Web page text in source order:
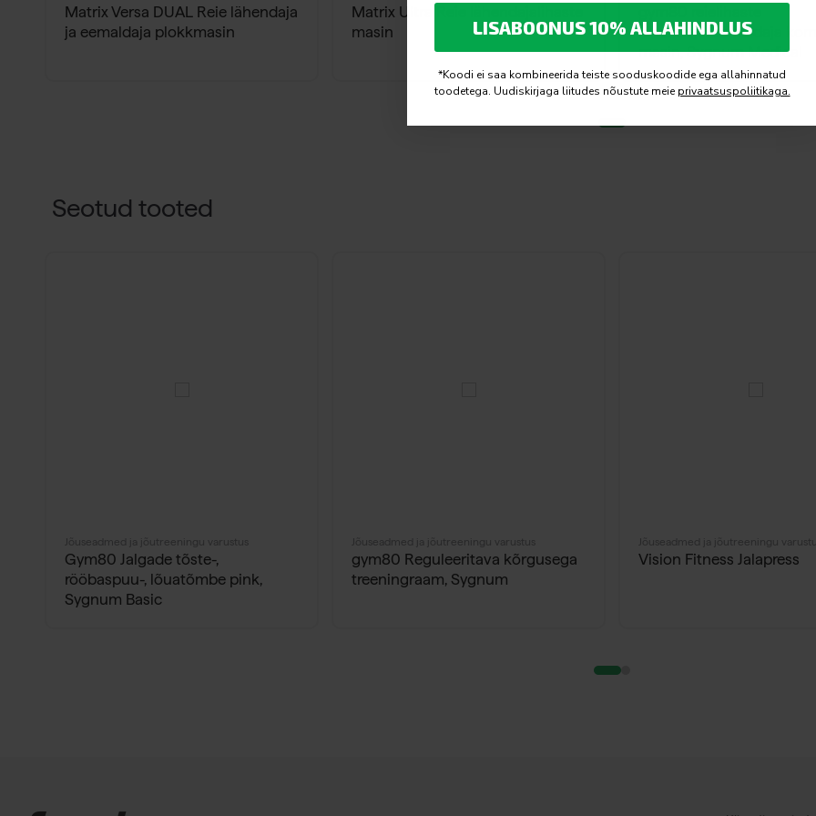
Matrix Versa DUAL Reie lähendaja
ja eemaldaja plokkmasin
Matrix Ultra Reie lähendajalihaste
masin
lähendaja/eemaldaja
masin, Sygnum Medical
Seotud tooted
Jõuseadmed ja jõutreeningu varustus
Gym80 Jalgade tõste-,
rööbaspuu-, lõuatõmbe pink,
Sygnum Basic
Jõuseadmed ja jõutreeningu varustus
gym80 Reguleeritava kõrgusega
treeningraam, Sygnum
Jõuseadmed ja jõutreeningu
Vision Fitness Jalapress
LISABOONUS 10% ALLAHINDLUS
*Koodi ei saa kombineerida teiste sooduskoodide ega allahinnatud
toodetega. Uudiskirjaga liitudes nõustute meie privaatsuspoliitikaga.